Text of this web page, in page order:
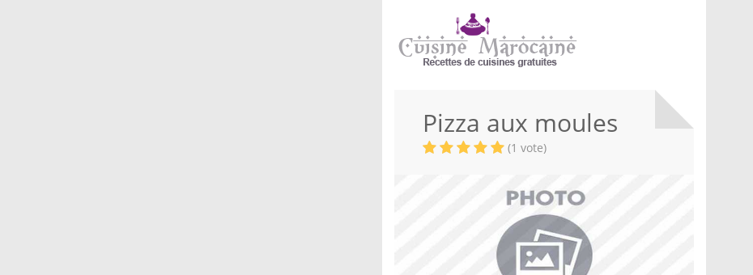
Pizza aux moules
(1 vote)